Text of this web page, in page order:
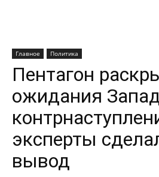
Главное Политика
Пентагон
ожидания
эксперты
вывод